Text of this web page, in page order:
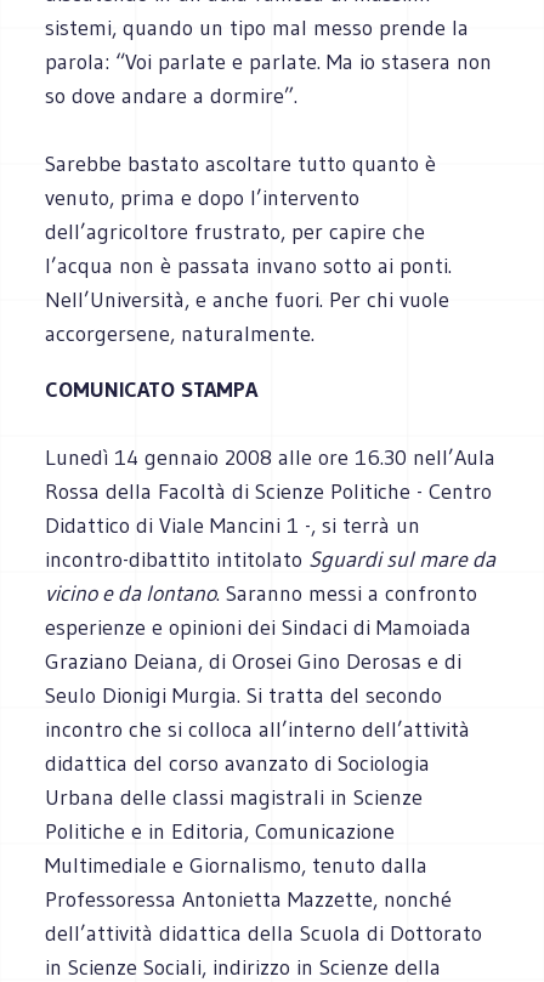
sistemi, quando un tipo mal messo prende la
parola: “Voi parlate e parlate. Ma io stasera non
so dove andare a dormire”.
Sarebbe bastato ascoltare tutto quanto è
venuto, prima e dopo l’intervento
dell’agricoltore frustrato, per capire che
l’acqua non è passata invano sotto ai ponti.
Nell’Università, e anche fuori. Per chi vuole
accorgersene, naturalmente.
COMUNICATO STAMPA
Lunedì 14 gennaio 2008 alle ore 16.30 nell’Aula
Rossa della Facoltà di Scienze Politiche - Centro
Didattico di Viale Mancini 1 -, si terrà un
incontro-dibattito intitolato Sguardi sul mare da
vicino e da lontano. Saranno messi a confronto
esperienze e opinioni dei Sindaci di Mamoiada
Graziano Deiana, di Orosei Gino Derosas e di
Seulo Dionigi Murgia. Si tratta del secondo
incontro che si colloca all’interno dell’attività
didattica del corso avanzato di Sociologia
Urbana delle classi magistrali in Scienze
Politiche e in Editoria, Comunicazione
Multimediale e Giornalismo, tenuto dalla
Professoressa Antonietta Mazzette, nonché
dell’attività didattica della Scuola di Dottorato
in Scienze Sociali, indirizzo in Scienze della